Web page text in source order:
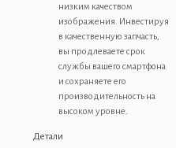
низким качеством
изображения. Инвестируя
в качественную запчасть,
вы продлеваете срок
службы вашего смартфона
и сохраняете его
производительность на
высоком уровне.
Детали